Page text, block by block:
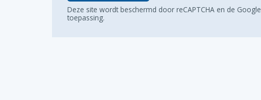
Deze site wordt beschermd door reCAPTCHA en de Google
toepassing.